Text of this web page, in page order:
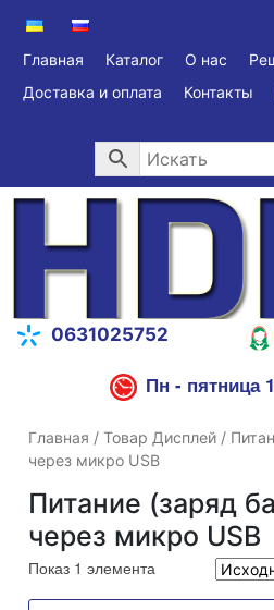
Главная Каталог О нас
Доставка и оплата
Контакты
0631025752
Пн - пятница
Главная / Товар Дисплей /
через микро USB
Питание (заряд
через микро USB
Показ 1 элемента